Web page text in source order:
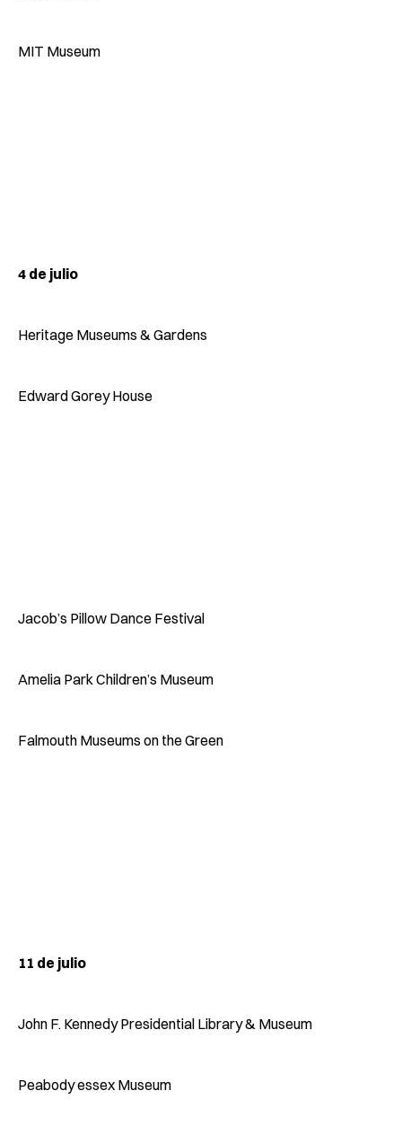
MIT Museum
4 de julio
Heritage Museums & Gardens
Edward Gorey House
Jacob’s Pillow Dance Festival
Amelia Park Children’s Museum
Falmouth Museums on the Green
11 de julio
John F. Kennedy Presidential Library & Museum
Peabody essex Museum